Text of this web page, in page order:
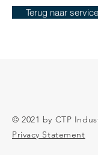
Terug naar
© 2021 by CTP
Privacy Statement